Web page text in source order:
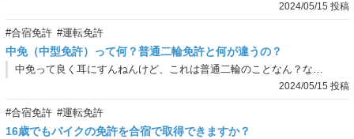
2024/05/15 投稿
#合宿免許 #運転免許
中免（中型免許）って何？普通二輪免許と何が違うの？
中免って良く耳にすんねんけど、これは普通二輪のことなん？なんで中免って言うん？
2024/05/15 投稿
#合宿免許 #運転免許
16歳でもバイクの免許を合宿で取得できますか？